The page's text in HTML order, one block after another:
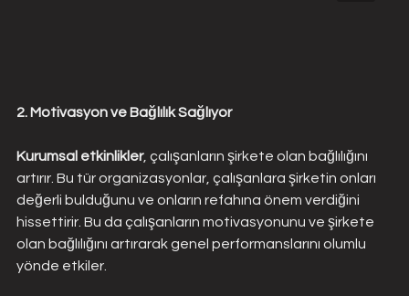
2. Motivasyon ve Bağlılık Sağlıyor
Kurumsal etkinlikler, çalışanların şirkete olan bağlılığını
artırır. Bu tür organizasyonlar, çalışanlara şirketin onları
değerli bulduğunu ve onların refahına önem verdiğini
hissettirir. Bu da çalışanların motivasyonunu ve şirkete
olan bağlılığını artırarak genel performanslarını olumlu
yönde etkiler.